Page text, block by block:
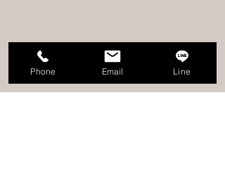
Phone Email Line